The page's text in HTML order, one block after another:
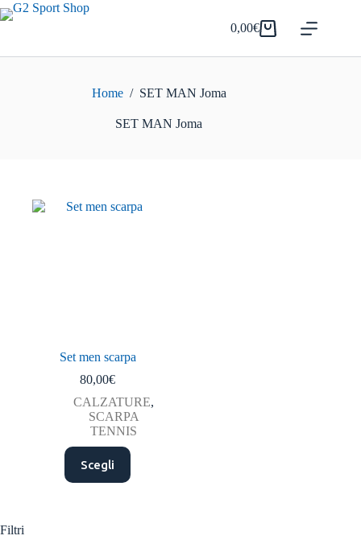
Salta
al
Carrello
0,00€
Home / SET MAN Joma
SET MAN Joma
Set men scarpa
80,00€
CALZATURE,
SCARPA
TENNIS
Scegli
Questo
prodotto
ha
Filtri